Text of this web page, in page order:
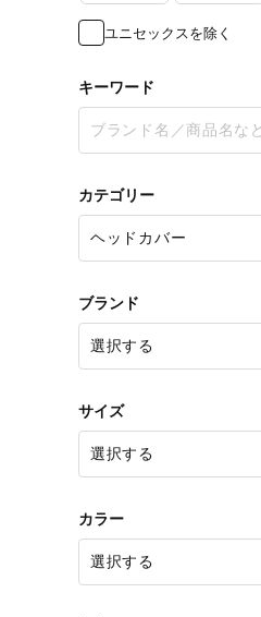
ユニセックスを除く
キーワード
カテゴリー
ブランド
サイズ
カラー